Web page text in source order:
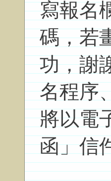
寫報名
碼，若
功，謝
名程序
將以電
函」信